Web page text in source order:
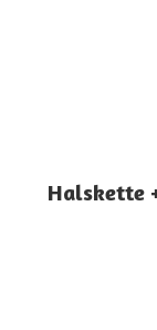
Halskette